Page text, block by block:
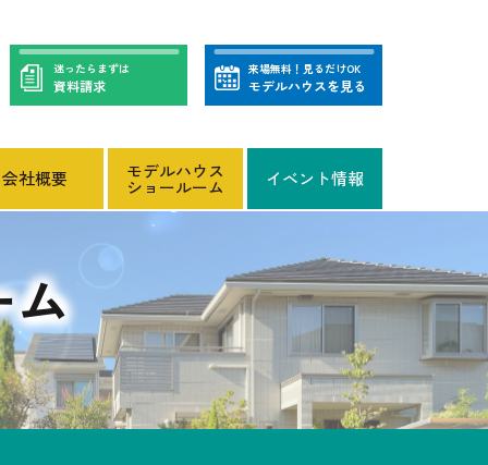
迷ったらまずは
資料請求
来場無料！見るだけOK
モデルハウスを見る
会社概要 モデルハウス
ショールーム イベント情報
ム